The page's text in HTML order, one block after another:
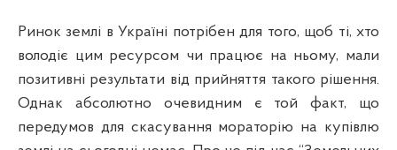
Ринок землі в Україні потрібен для того, щоб ті, хто
володіє цим ресурсом чи працює на ньому, мали
позитивні результати від прийняття такого рішення.
Однак абсолютно очевидним є той факт, що
передумов для скасування мораторію на купівлю